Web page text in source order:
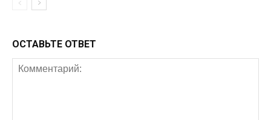
ОСТАВЬТЕ ОТВЕТ